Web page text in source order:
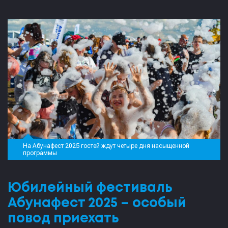
На Абунафест 2025 гостей ждут четыре дня насыщенной
программы
Юбилейный фестиваль
Абунафест 2025 – особый
повод приехать